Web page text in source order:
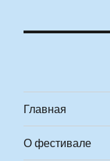
Главная
О фестивале